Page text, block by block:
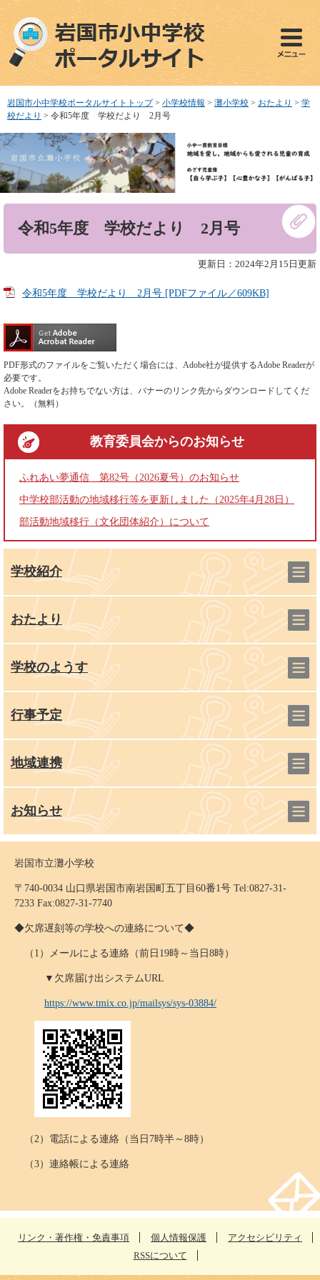
ペ
で
す
メ
ば
し
本
へ
岩国市小中学校ポータルサイトトップ > 小学校情報 > 灘小学校 > おたより > 学
校だより > 令和5年度 学校だより 2月号
令和5年度 学校だより 2月号
更新日：2024年2月15日更新
令和5年度 学校だより 2月号 [PDFファイル／609KB]
PDF形式のファイルをご覧いただく場合には、Adobe社が提供するAdobe Readerが
必要です。
Adobe Readerをお持ちでない方は、バナーのリンク先からダウンロードしてくだ
さい。（無料）
教育委員会からのお知らせ
ふれあい夢通信 第82号（2026夏号）のお知らせ
中学校部活動の地域移行等を更新しました（2025年4月28日）
部活動地域移行（文化団体紹介）について
学校紹介
おたより
学校のようす
行事予定
地域連携
お知らせ
岩国市立灘小学校
〒740-0034 山口県岩国市南岩国町五丁目60番1号 Tel:0827-31-
7233 Fax:0827-31-7740
◆欠席遅刻等の学校への連絡について◆
（1）メールによる連絡（前日19時～当日8時）
▼欠席届け出システムURL
https://www.tmix.co.jp/mailsys/sys-03884/
（2）電話による連絡（当日7時半～8時）
（3）連絡帳による連絡
リンク・著作権・免責事項 個人情報保護
アクセシビリティ
RSSについて